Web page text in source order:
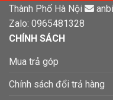
Thành Phố Hà Nội
Zalo: 0965481328
CHÍNH SÁCH
Mua trả góp
Chính sách đổi trả hàng